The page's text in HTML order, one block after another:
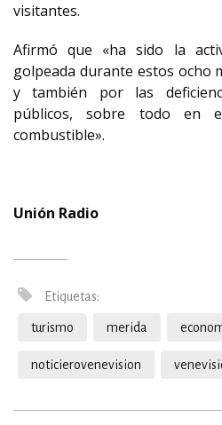
visitantes.
Afirmó que «ha sido la
golpeada durante estos ocho
y también por las
públicos, sobre todo en
combustible».
Unión Radio
Etiquetas:
turismo merida
noticierovenevision